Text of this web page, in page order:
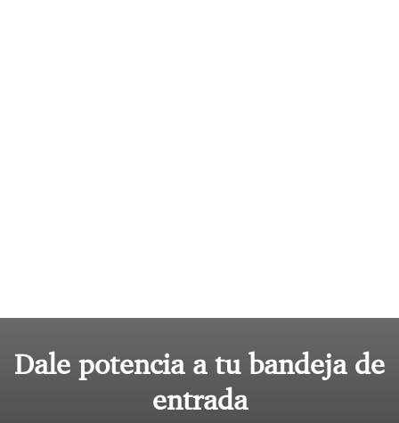
Dale potencia a tu bandeja de
entrada